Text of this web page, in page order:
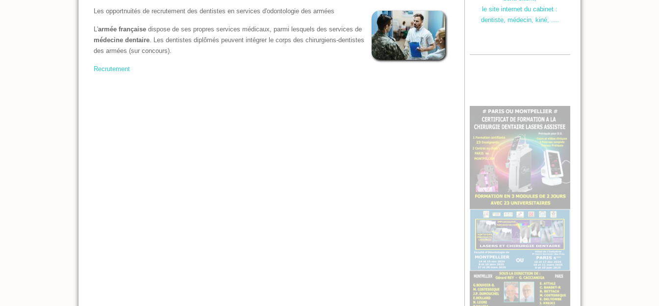
Les opportnuités de recrutement des dentistes en services d'odontologie des armées
L'armée française dispose de ses propres services médicaux, parmi lesquels des services de
médecine dentaire . Les dentistes diplômés peuvent intégrer le corps des chirurgiens-dentistes
des armées (sur concours).
Recrutement
le site internet du cabinet :
dentiste, médecin, kiné, ....